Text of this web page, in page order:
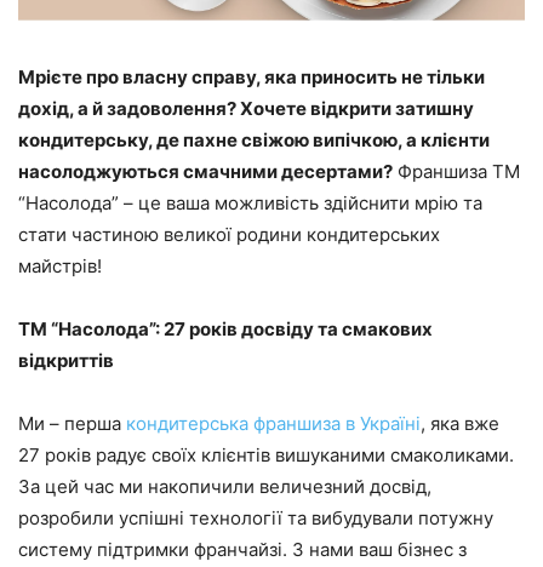
Мрієте про власну справу, яка приносить не тільки
дохід, а й задоволення? Хочете відкрити затишну
кондитерську, де пахне свіжою випічкою, а клієнти
насолоджуються смачними десертами? Франшиза ТМ
“Насолода” – це ваша можливість здійснити мрію та
стати частиною великої родини кондитерських
майстрів!
ТМ “Насолода”: 27 років досвіду та смакових
відкриттів
Ми – перша кондитерська франшиза в Україні, яка вже
27 років радує своїх клієнтів вишуканими смаколиками.
За цей час ми накопичили величезний досвід,
розробили успішні технології та вибудували потужну
систему підтримки франчайзі. З нами ваш бізнес з